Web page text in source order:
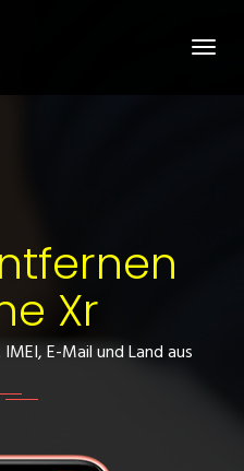
Xr
E-Mail und Land aus